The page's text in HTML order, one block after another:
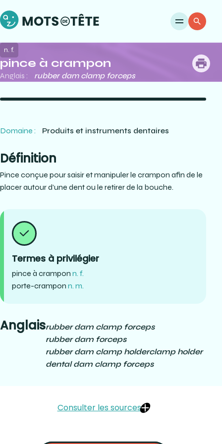
pince à crampon
n. f.
Anglais : rubber dam clamp forceps
Domaine : Produits et instruments dentaires
Définition
Pince conçue pour saisir et manipuler le crampon afin de le
placer autour d’une dent ou le retirer de la bouche.
Termes à privilégier
pince à crampon n. f.
porte-crampon n. m.
Anglaisrubber dam clamp forceps
rubber dam forceps
rubber dam clamp holderclamp holder
dental dam clamp forceps
Consulter les sources